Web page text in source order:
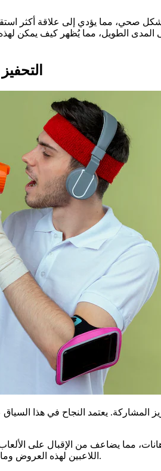
بشكل صحي، مما يؤدي إلى علاقة أكثر
الطويل، مما يُظهر كيف يمكن لهذه
المشاركة. يعتمد النجاح في هذا
مما يضاعف من الإقبال على
اللاعبين لهذه العروض وما إذا كانت تُسهم في زيادة نسب التفاعل الاجتماعي بينهم.